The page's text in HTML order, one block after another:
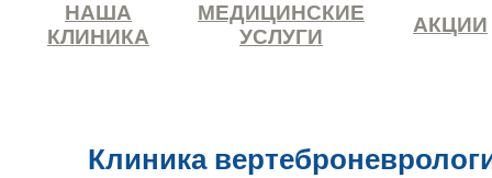
НАША
КЛИНИКА
МЕДИЦИНСКИЕ
УСЛУГИ
АКЦИИ
Клиника